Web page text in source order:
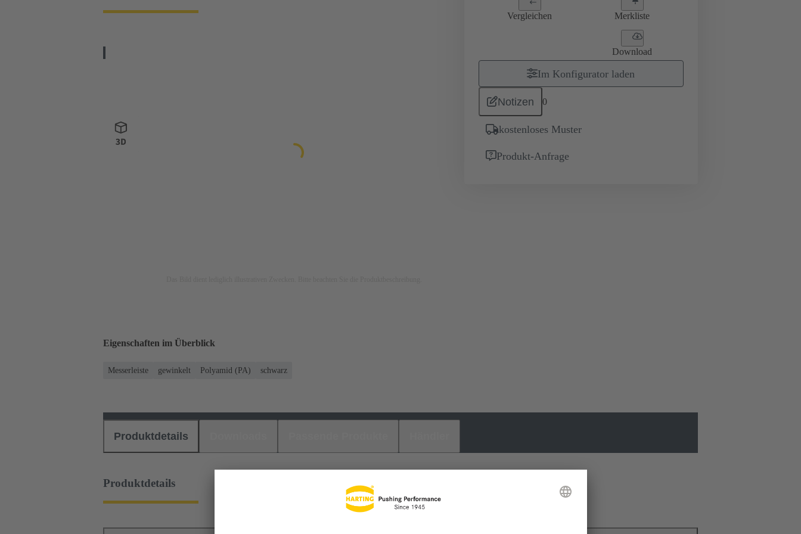
Vergleichen Merkliste
Download
Im Konfigurator laden
Notizen 0
kostenloses Muster
Produkt-Anfrage
Eigenschaften im Überblick
Messerleiste gewinkelt Polyamid (PA) schwarz
Produktdetails
Produktdetails